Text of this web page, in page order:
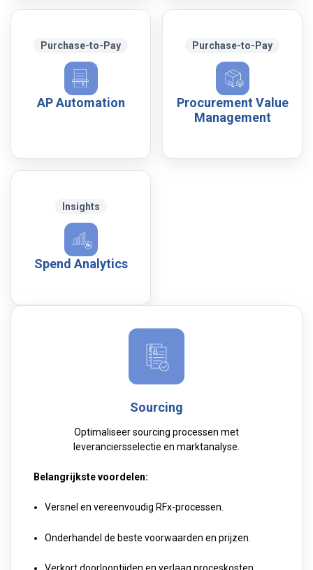
Purchase-to-Pay
AP Automation
Purchase-to-Pay
Procurement Value
Management
Insights
Spend Analytics
Sourcing
Optimaliseer sourcing processen met
leveranciersselectie en marktanalyse.
Belangrijkste voordelen:
Versnel en vereenvoudig RFx-processen.
Onderhandel de beste voorwaarden en prijzen.